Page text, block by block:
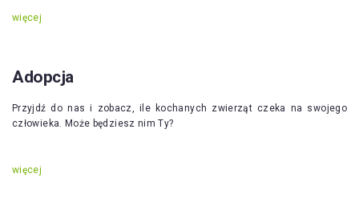
więcej
Adopcja
Przyjdź do nas i zobacz, ile kochanych zwierząt czeka na swojego
człowieka. Może będziesz nim Ty?
więcej